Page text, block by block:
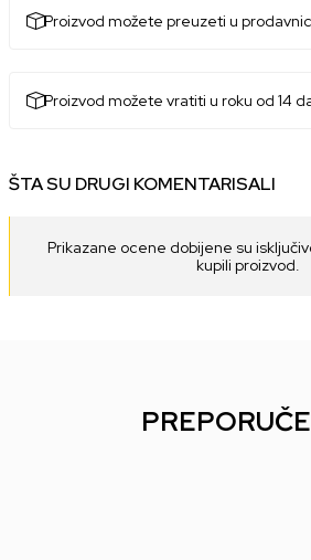
Proizvod možete preuzeti u
Proizvod možete vratiti u roku od 14
ŠTA SU DRUGI KOMENTARISALI
Prikazane ocene dobijene su
kupili proizvod.